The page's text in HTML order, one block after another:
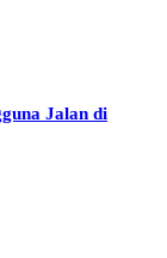
Jalan di